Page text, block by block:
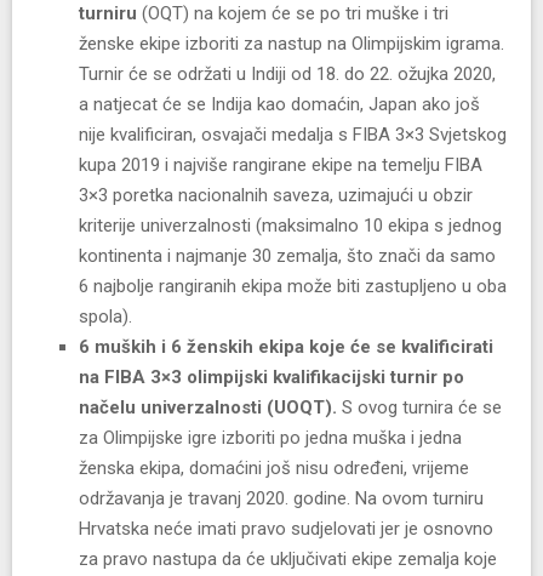
turniru (OQT) na kojem će se po tri muške i tri
ženske ekipe izboriti za nastup na Olimpijskim igrama.
Turnir će se održati u Indiji od 18. do 22. ožujka 2020,
a natjecat će se Indija kao domaćin, Japan ako još
nije kvalificiran, osvajači medalja s FIBA 3×3 Svjetskog
kupa 2019 i najviše rangirane ekipe na temelju FIBA
3×3 poretka nacionalnih saveza, uzimajući u obzir
kriterije univerzalnosti (maksimalno 10 ekipa s jednog
kontinenta i najmanje 30 zemalja, što znači da samo
6 najbolje rangiranih ekipa može biti zastupljeno u oba
spola).
6 muških i 6 ženskih ekipa koje će se kvalificirati
na FIBA 3×3 olimpijski kvalifikacijski turnir po
načelu univerzalnosti (UOQT). S ovog turnira će se
za Olimpijske igre izboriti po jedna muška i jedna
ženska ekipa, domaćini još nisu određeni, vrijeme
održavanja je travanj 2020. godine. Na ovom turniru
Hrvatska neće imati pravo sudjelovati jer je osnovno
za pravo nastupa da će uključivati ekipe zemalja koje